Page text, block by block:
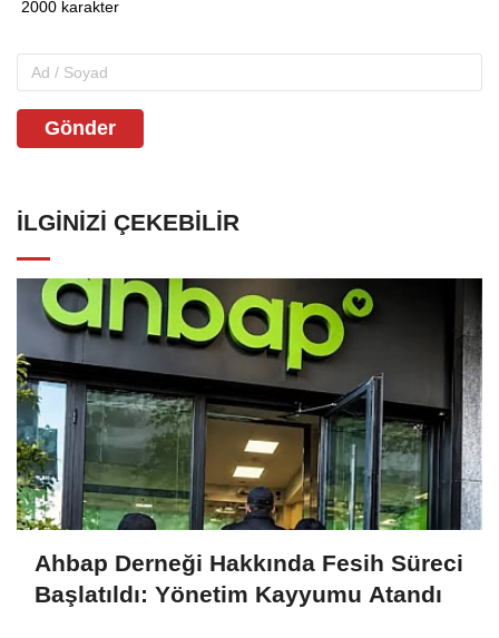
Gönder
İLGINIZI ÇEKEBILIR
Ahbap Derneği Hakkında Fesih Süreci
Başlatıldı: Yönetim Kayyumu Atandı